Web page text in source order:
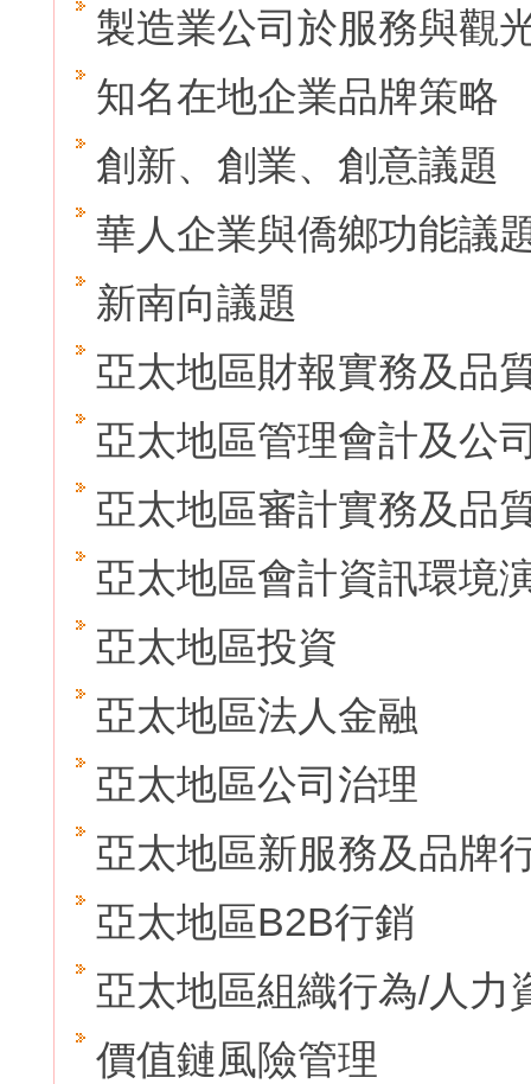
製造業公司於服務與觀
知名在地企業品牌策略
創新、創業、創意議題
華人企業與僑鄉功能議
新南向議題
亞太地區財報實務及品
亞太地區管理會計及公
亞太地區審計實務及品
亞太地區會計資訊環境
亞太地區投資
亞太地區法人金融
亞太地區公司治理
亞太地區新服務及品牌
亞太地區B2B行銷
亞太地區組織行為/人力
價值鏈風險管理